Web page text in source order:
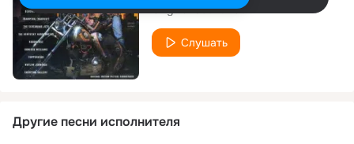
Original Soundtrack
Слушать
Другие песни исполнителя